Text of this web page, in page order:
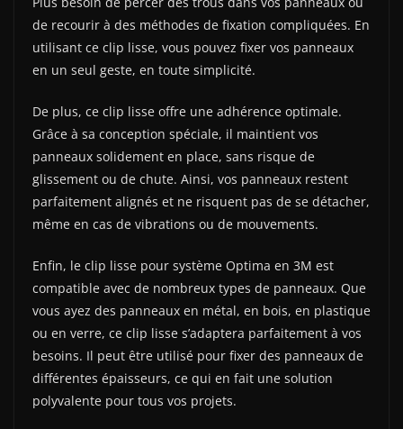
de recourir à des méthodes de fixation compliquées. En
utilisant ce clip lisse, vous pouvez fixer vos panneaux
en un seul geste, en toute simplicité.
De plus, ce clip lisse offre une adhérence optimale.
Grâce à sa conception spéciale, il maintient vos
panneaux solidement en place, sans risque de
glissement ou de chute. Ainsi, vos panneaux restent
parfaitement alignés et ne risquent pas de se détacher,
même en cas de vibrations ou de mouvements.
Enfin, le clip lisse pour système Optima en 3M est
compatible avec de nombreux types de panneaux. Que
vous ayez des panneaux en métal, en bois, en plastique
ou en verre, ce clip lisse s’adaptera parfaitement à vos
besoins. Il peut être utilisé pour fixer des panneaux de
différentes épaisseurs, ce qui en fait une solution
polyvalente pour tous vos projets.